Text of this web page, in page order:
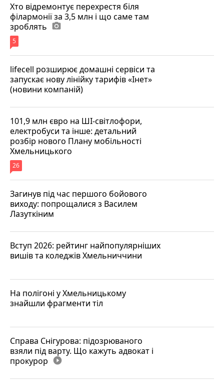
Хто відремонтує перехрестя біля
філармонії за 3,5 млн і що саме там
зроблять photo_camera
5
lifecell розширює домашні сервіси та
запускає нову лінійку тарифів «Інет»
(новини компаній)
101,9 млн євро на ШІ-світлофори,
електробуси та інше: детальний
розбір нового Плану мобільності
Хмельницького
26
Загинув під час першого бойового
виходу: попрощалися з Василем
Лазуткіним
Вступ 2026: рейтинг найпопулярніших
вишів та коледжів Хмельниччини
На полігоні у Хмельницькому
знайшли фрагменти тіл
Справа Снігурова: підозрюваного
взяли під варту. Що кажуть адвокат і
прокурор play_circle_filled